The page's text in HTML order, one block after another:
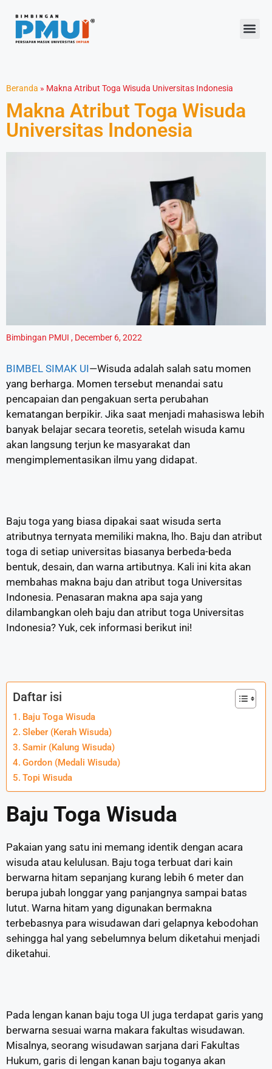
Beranda » Makna Atribut Toga Wisuda Universitas Indonesia
Makna Atribut Toga Wisuda
Universitas Indonesia
Bimbingan PMUI , December 6, 2022
BIMBEL SIMAK UI—Wisuda adalah salah satu momen
yang berharga. Momen tersebut menandai satu
pencapaian dan pengakuan serta perubahan
kematangan berpikir. Jika saat menjadi mahasiswa lebih
banyak belajar secara teoretis, setelah wisuda kamu
akan langsung terjun ke masyarakat dan
mengimplementasikan ilmu yang didapat.
Baju toga yang biasa dipakai saat wisuda serta
atributnya ternyata memiliki makna, lho. Baju dan atribut
toga di setiap universitas biasanya berbeda-beda
bentuk, desain, dan warna artibutnya. Kali ini kita akan
membahas makna baju dan atribut toga Universitas
Indonesia. Penasaran makna apa saja yang
dilambangkan oleh baju dan atribut toga Universitas
Indonesia? Yuk, cek informasi berikut ini!
Daftar isi
Baju Toga Wisuda
Sleber (Kerah Wisuda)
Samir (Kalung Wisuda)
Gordon (Medali Wisuda)
Topi Wisuda
Baju Toga Wisuda
Pakaian yang satu ini memang identik dengan acara
wisuda atau kelulusan. Baju toga terbuat dari kain
berwarna hitam sepanjang kurang lebih 6 meter dan
berupa jubah longgar yang panjangnya sampai batas
lutut. Warna hitam yang digunakan bermakna
terbebasnya para wisudawan dari gelapnya kebodohan
sehingga hal yang sebelumnya belum diketahui menjadi
diketahui.
Pada lengan kanan baju toga UI juga terdapat garis yang
berwarna sesuai warna makara fakultas wisudawan.
Misalnya, seorang wisudawan sarjana dari Fakultas
Hukum, garis di lengan kanan baju toganya akan